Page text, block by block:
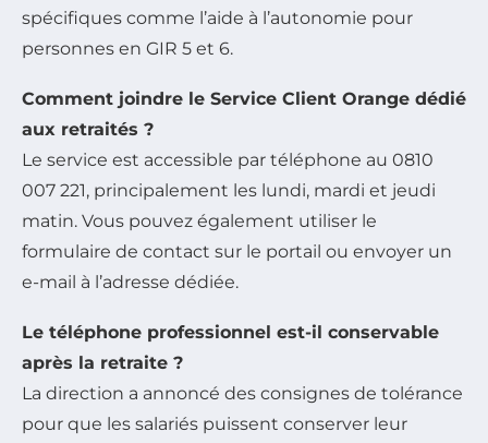
spécifiques comme l’aide à l’autonomie pour
personnes en GIR 5 et 6.
Comment joindre le Service Client Orange dédié
aux retraités ?
Le service est accessible par téléphone au 0810
007 221, principalement les lundi, mardi et jeudi
matin. Vous pouvez également utiliser le
formulaire de contact sur le portail ou envoyer un
e-mail à l’adresse dédiée.
Le téléphone professionnel est-il conservable
après la retraite ?
La direction a annoncé des consignes de tolérance
pour que les salariés puissent conserver leur